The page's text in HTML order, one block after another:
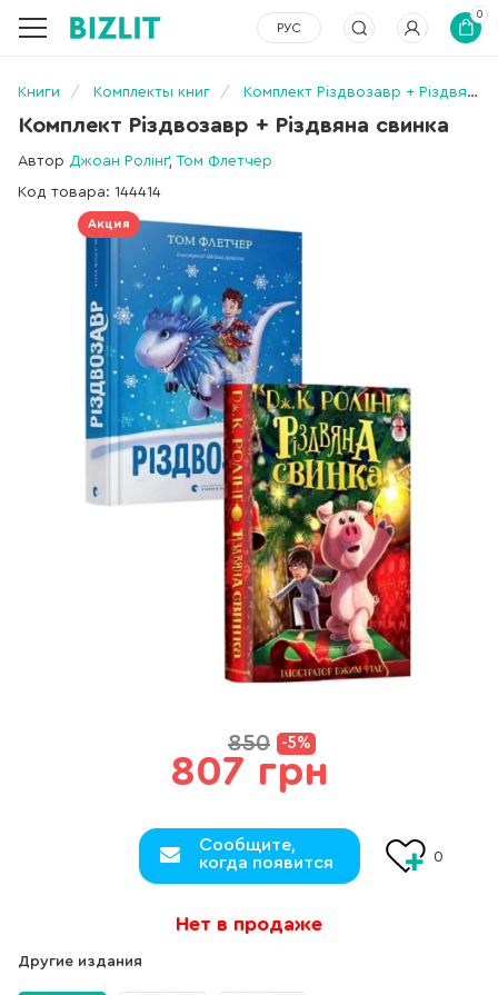
РУС
0
Книги Комплекты книг Комплект Різдвозавр + Різдвяна свинка
Комплект Різдвозавр + Різдвяна свинка
Автор Джоан Ролінґ, Том Флетчер
Код товара: 144414
Акция
Другие издания
850 -5%
807 грн
Сообщите,
когда появится
0
Нет в продаже